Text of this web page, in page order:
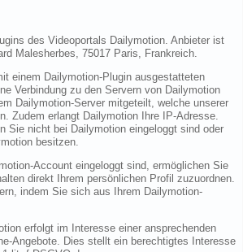
des Videoportals Dailymotion. Anbieter ist
Malesherbes, 75017 Paris, Frankreich.
einem Dailymotion-Plugin ausgestatteten
Verbindung zu den Servern von Dailymotion
Dailymotion-Server mitgeteilt, welche unserer
Zudem erlangt Dailymotion Ihre IP-Adresse.
Sie nicht bei Dailymotion eingeloggt sind oder
besitzen.
Account eingeloggt sind, ermöglichen Sie
direkt Ihrem persönlichen Profil zuzuordnen.
indem Sie sich aus Ihrem Dailymotion-
erfolgt im Interesse einer ansprechenden
Angebote. Dies stellt ein berechtigtes Interesse